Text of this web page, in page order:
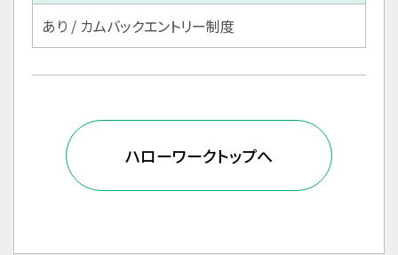
あり / カムバックエントリー制度
ハローワークトップへ